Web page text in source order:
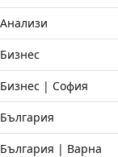
Анализи
Бизнес
Бизнес | София
България
България | Варна